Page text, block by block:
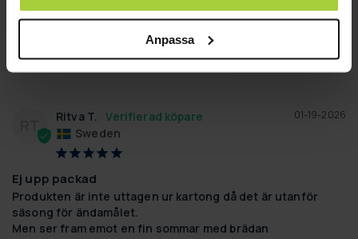
Anpassa
RT
01-19-2026
Ritva T.
Sweden
Ej upp packad
Produkten är inte uttagen ur kartong då det är utanför
säsong för ändamålet.
Men ser fram emot en fin sommar med brädan